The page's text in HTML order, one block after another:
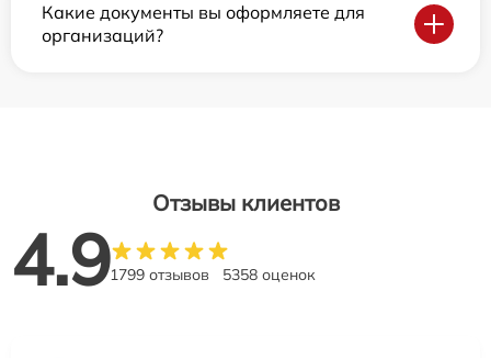
Какие документы вы оформляете для
организаций?
Отзывы клиентов
4.91799 отзывов 5358 оценок